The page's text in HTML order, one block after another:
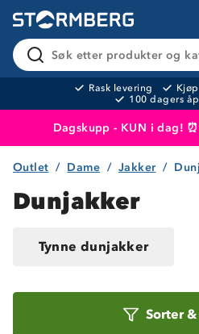
Søk etter produkter og
Rask levering
100 dagers
Dagskupp - KUN i dag!
Produktet er lagt i
Outlet Dame Jakker
Dunjakker
Tynne dunjakker
Sorter&